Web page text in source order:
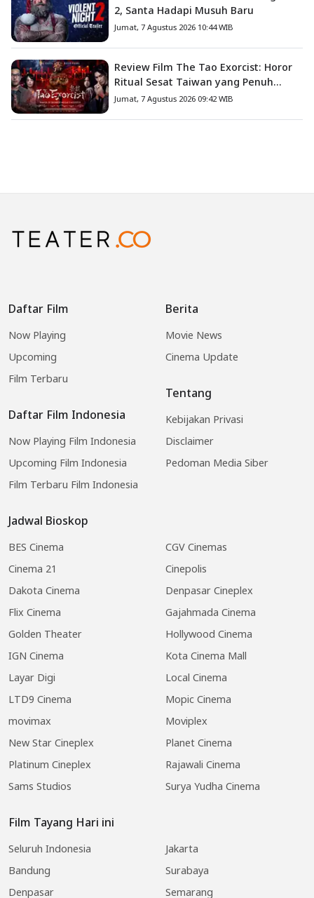
2, Santa Hadapi Musuh Baru
Jumat, 7 Agustus 2026 10:44 WIB
Review Film The Tao Exorcist: Horor
Ritual Sesat Taiwan yang Penuh
Misteri dan Teror Psikologis
Jumat, 7 Agustus 2026 09:42 WIB
Daftar Film
Now Playing
Upcoming
Film Terbaru
Daftar Film Indonesia
Now Playing Film Indonesia
Upcoming Film Indonesia
Film Terbaru Film Indonesia
Jadwal Bioskop
BES Cinema
CGV Cinemas
Cinema 21
Cinepolis
Dakota Cinema
Denpasar Cineplex
Flix Cinema
Gajahmada Cinema
Golden Theater
Hollywood Cinema
IGN Cinema
Kota Cinema Mall
Layar Digi
Local Cinema
LTD9 Cinema
Mopic Cinema
movimax
Moviplex
New Star Cineplex
Planet Cinema
Platinum Cineplex
Rajawali Cinema
Sams Studios
Surya Yudha Cinema
Film Tayang Hari ini
Seluruh Indonesia
Jakarta
Bandung
Surabaya
Denpasar
Semarang
Berita
Movie News
Cinema Update
Tentang
Kebijakan Privasi
Disclaimer
Pedoman Media Siber